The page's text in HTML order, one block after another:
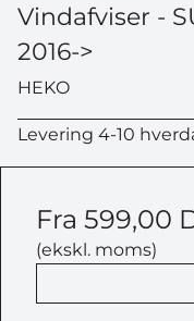
Vindafviser -
2016->
HEKO
Levering 4-10
Fra 599,00
(ekskl. moms)